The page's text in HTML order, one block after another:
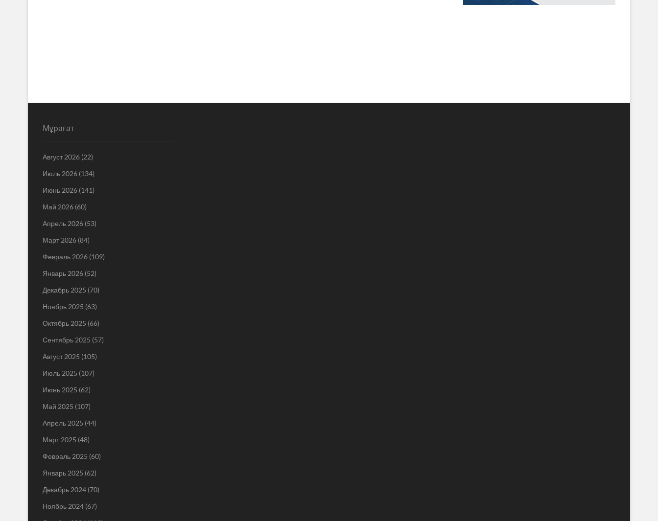
Мұрағат
Август 2026 (22)
Июль 2026 (134)
Июнь 2026 (141)
Май 2026 (60)
Апрель 2026 (53)
Март 2026 (84)
Февраль 2026 (109)
Январь 2026 (52)
Декабрь 2025 (70)
Ноябрь 2025 (63)
Октябрь 2025 (66)
Сентябрь 2025 (57)
Август 2025 (105)
Июль 2025 (107)
Июнь 2025 (62)
Май 2025 (107)
Апрель 2025 (44)
Март 2025 (48)
Февраль 2025 (60)
Январь 2025 (62)
Декабрь 2024 (70)
Ноябрь 2024 (67)